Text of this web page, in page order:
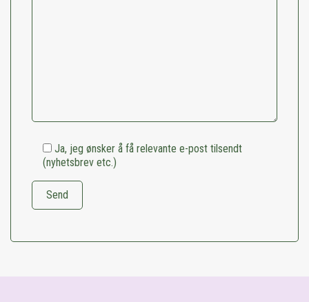
Ja, jeg ønsker å få relevante e-post tilsendt
(nyhetsbrev etc.)